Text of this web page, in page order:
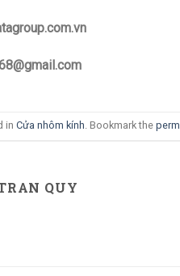
in Cửa nhôm kính . Bookmark the
QUY